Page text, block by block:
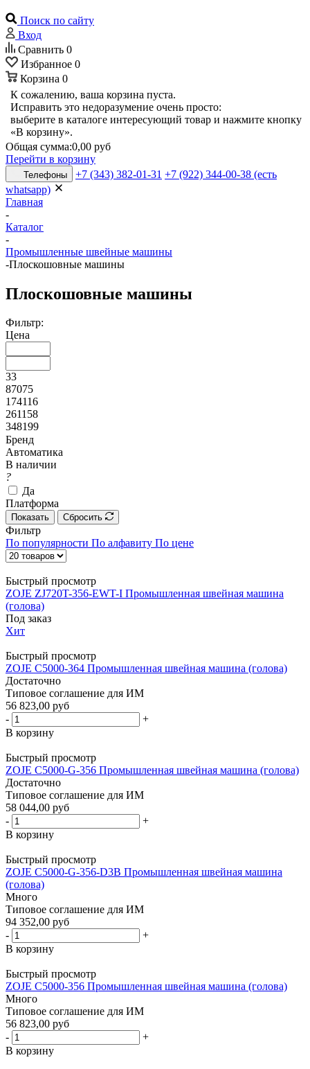
Поиск по сайту
Вход
Сравнить 0
Избранное 0
Корзина 0
К сожалению, ваша корзина пуста.
Исправить это недоразумение очень просто:
выберите в каталоге интересующий товар и нажмите кнопку
«В корзину».
Общая сумма:0,00 руб
Перейти в корзину
Телефоны +7 (343) 382-01-31 +7 (922) 344-00-38 (есть
whatsapp)
Главная
-
Каталог
-
Промышленные швейные машины
-Плоскошовные машины
Плоскошовные машины
Фильтр:
Цена
33
87075
174116
261158
348199
Бренд
Автоматика
В наличии
?
Да
Платформа
Показать Сбросить
Фильтр
По популярности По алфавиту По цене
Быстрый просмотр
ZOJE ZJ720T-356-EWT-I Промышленная швейная машина
(голова)
Под заказ
Хит
Быстрый просмотр
ZOJE C5000-364 Промышленная швейная машина (голова)
Достаточно
Типовое соглашение для ИМ
56 823,00 руб
-
+
В корзину
Быстрый просмотр
ZOJE C5000-G-356 Промышленная швейная машина (голова)
Достаточно
Типовое соглашение для ИМ
58 044,00 руб
-
+
В корзину
Быстрый просмотр
ZOJE C5000-G-356-D3B Промышленная швейная машина
(голова)
Много
Типовое соглашение для ИМ
94 352,00 руб
-
+
В корзину
Быстрый просмотр
ZOJE C5000-356 Промышленная швейная машина (голова)
Много
Типовое соглашение для ИМ
56 823,00 руб
-
+
В корзину